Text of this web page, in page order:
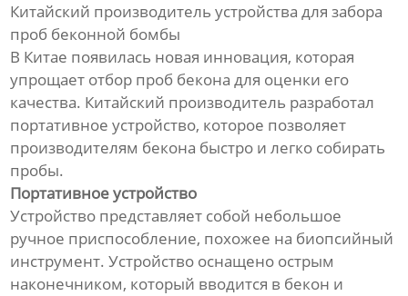
Новости
Контакты
Китайский производитель устройства для забора
проб беконной бомбы
В Китае появилась новая инновация, которая
упрощает отбор проб бекона для оценки его
качества. Китайский производитель разработал
портативное устройство, которое позволяет
производителям бекона быстро и легко собирать
пробы.
Портативное устройство
Устройство представляет собой небольшое
ручное приспособление, похожее на биопсийный
инструмент. Устройство оснащено острым
наконечником, который вводится в бекон и